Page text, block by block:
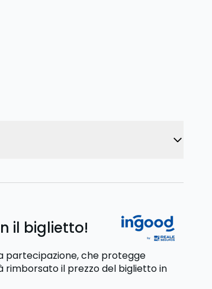
il biglietto!
partecipazione, che protegge
rimborsato il prezzo del bigliettoin